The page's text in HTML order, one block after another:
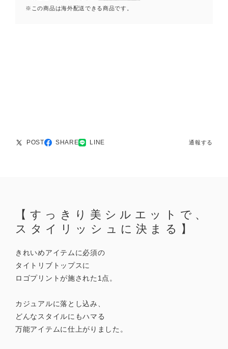
※この商品は海外配送できる商品です。
POST SHARE LINE 通報する
【すっきり美シルエットで、
スタイリッシュに決まる】
きれいめアイテムに必須の
タイトリブトップスに
ロゴプリントが施された1点。
カジュアルに落とし込み、
どんなスタイルにもハマる
万能アイテムに仕上がりました。